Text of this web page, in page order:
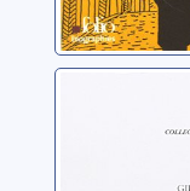
littérature